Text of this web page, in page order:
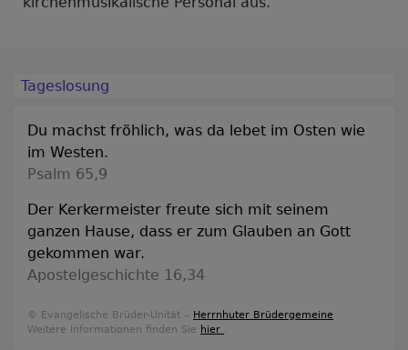
Tageslosung
Du machst fröhlich, was da lebet im Osten wie
im Westen.
Psalm 65,9
Der Kerkermeister freute sich mit seinem
ganzen Hause, dass er zum Glauben an Gott
gekommen war.
Apostelgeschichte 16,34
© Evangelische Brüder-Unität – Herrnhuter Brüdergemeine
Weitere Informationen finden Sie hier .